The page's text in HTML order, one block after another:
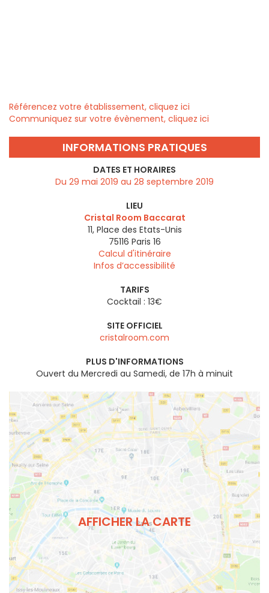
Référencez votre établissement, cliquez ici
Communiquez sur votre évènement, cliquez ici
INFORMATIONS PRATIQUES
DATES ET HORAIRES
Du 29 mai 2019 au 28 septembre 2019
LIEU
Cristal Room Baccarat
11, Place des Etats-Unis
75116 Paris 16
Calcul d'itinéraire
Infos d’accessibilité
TARIFS
Cocktail : 13€
SITE OFFICIEL
cristalroom.com
PLUS D'INFORMATIONS
Ouvert du Mercredi au Samedi, de 17h à minuit
AFFICHER LA CARTE